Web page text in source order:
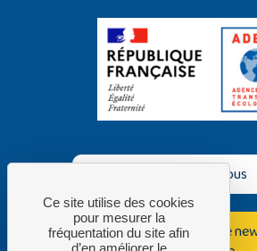
Contactez-nous
Inscrivez-vous à notre
Ce site utilise des cookies
pour mesurer la
fréquentation du site afin
d’en améliorer le